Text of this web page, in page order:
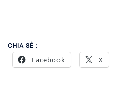
CHIA SẺ :
Facebook X